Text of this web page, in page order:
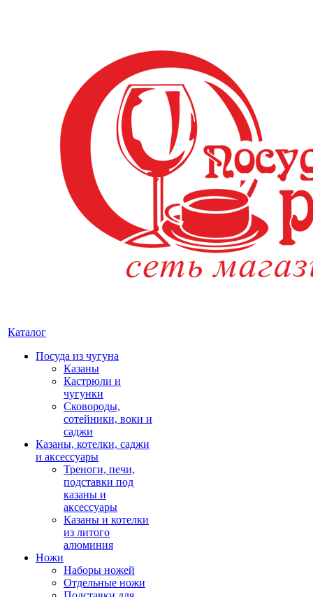
Каталог
Посуда из чугуна
Казаны
Кастрюли и
чугунки
Сковороды,
сотейники, воки и
саджи
Казаны, котелки, саджи
и аксессуары
Треноги, печи,
подставки под
казаны и
аксессуары
Казаны и котелки
из литого
алюминия
Ножи
Наборы ножей
Отдельные ножи